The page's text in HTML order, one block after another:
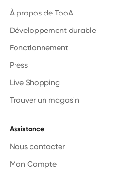
À propos de TooA
Développement durable
Fonctionnement
Press
Live Shopping
Trouver un magasin
Assistance
Nous contacter
Mon Compte